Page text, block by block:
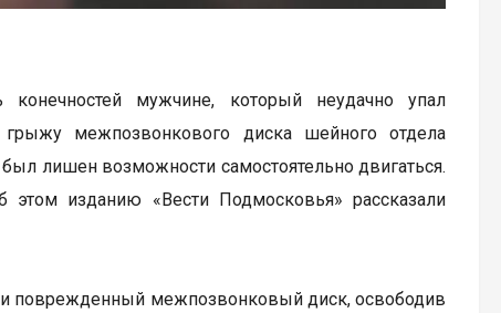
мужчине, который неудачно упал
межпозвонкового диска шейного отдела
лишен возможности самостоятельно двигаться.
изданию «Вести Подмосковья» рассказали
поврежденный межпозвонковый диск, освободив